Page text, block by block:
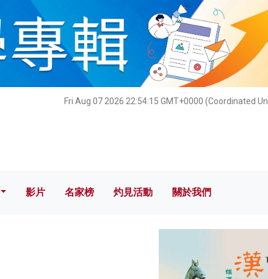
Fri Aug 07 2026 22:54:16 GMT+0000 (Coordinated
影片 名家榜 灼見活動 關於我們
影片 名家榜 灼見活動 關於我們